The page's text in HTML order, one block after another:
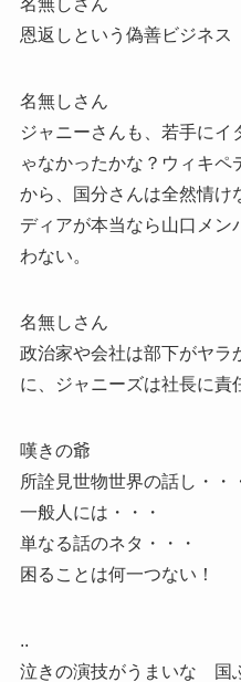
名無しさん
恩返しという偽善ビジネス
名無しさん
ジャニーさんも、若手にイ
ゃなかったかな？ウィキペ
から、国分さんは全然情け
ディアが本当なら山口メン
わない。
名無しさん
政治家や会社は部下がヤラ
に、ジャニーズは社長に責
嘆きの爺
所詮見世物世界の話し・・
一般人には・・・
単なる話のネタ・・・
困ることは何一つない！
..
泣きの演技がうまいな 国